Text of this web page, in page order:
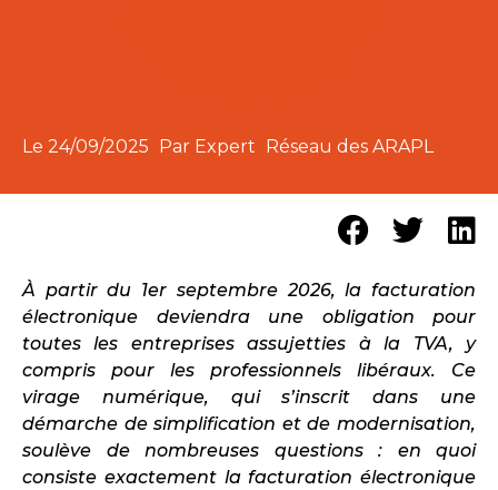
Le 24/09/2025 Par Expert Réseau des ARAPL
À partir du 1er septembre 2026, la facturation
électronique deviendra une obligation pour
toutes les entreprises assujetties à la TVA, y
compris pour les professionnels libéraux. Ce
virage numérique, qui s’inscrit dans une
démarche de simplification et de modernisation,
soulève de nombreuses questions : en quoi
consiste exactement la facturation électronique